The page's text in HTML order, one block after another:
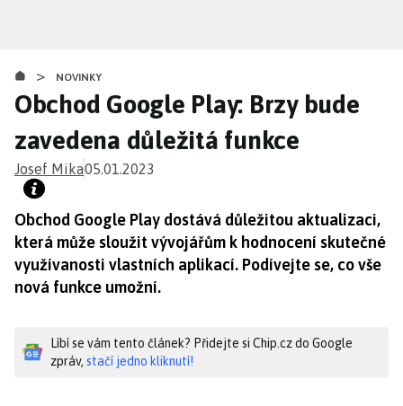
obsahu
> NOVINKY
Obchod Google Play: Brzy bude
zavedena důležitá funkce
Josef Mika05.01.2023
Obchod Google Play dostává důležitou aktualizaci,
která může sloužit vývojářům k hodnocení skutečné
využívanosti vlastních aplikací. Podívejte se, co vše
nová funkce umožní.
Líbí se vám tento článek? Přidejte si Chip.cz do Google
zpráv, stačí jedno kliknutí!